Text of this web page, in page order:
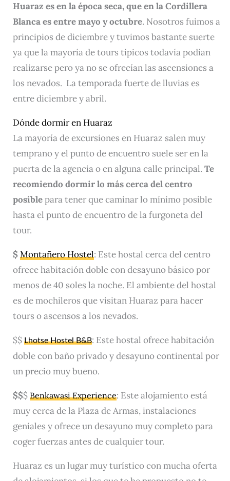
Huaraz es en la época seca, que en la Cordillera
Blanca esentre mayo y octubre. Nosotros fuimos a
principios de diciembre y tuvimos bastante suerte
ya que la mayoría de tours típicos todavía podían
realizarse pero ya no se ofrecían las ascensiones a
los nevados. La temporada fuerte de lluvias es
entre diciembre y abril.
Dónde dormir en Huaraz
La mayoría de excursiones en Huaraz salen muy
temprano y el punto de encuentro suele ser en la
puerta de la agencia o en alguna calle principal. Te
recomiendo dormir lo más cerca del centro
posiblepara tener que caminar lo mínimo posible
hasta el punto de encuentro de la furgoneta del
tour.
$Montañero Hostel: Este hostal cerca del centro
ofrece habitación doble con desayuno básico por
menos de 40 soles la noche. El ambiente del hostal
es de mochileros que visitan Huaraz para hacer
tours o ascensos a los nevados.
$$ Lhotse Hostel B&B: Este hostal ofrece habitación
doble con baño privado y desayuno continental por
un precio muy bueno.
$$$ Benkawasi Experience: Este alojamiento está
muy cerca de la Plaza de Armas, instalaciones
geniales y ofrece un desayuno muy completo para
coger fuerzas antes de cualquier tour.
Huaraz es un lugar muy turístico con mucha oferta